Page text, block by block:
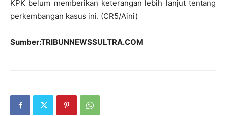
KPK belum memberikan keterangan lebih lanjut tentang
perkembangan kasus ini. (CR5/Aini)
Sumber:TRIBUNNEWSSULTRA.COM